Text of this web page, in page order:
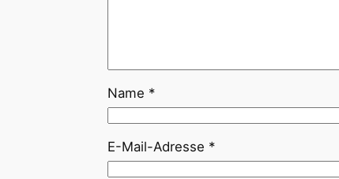
Name *
E-Mail-Adresse *